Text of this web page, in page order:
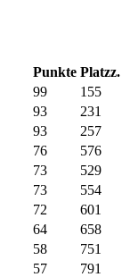
Punkte Platzz.
99
155
93
231
93
257
76
576
73
529
73
554
72
601
64
658
58
751
57
791